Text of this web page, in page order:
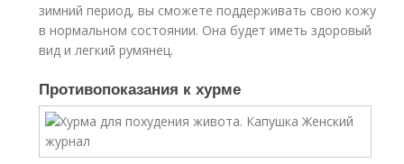
зимний период, вы сможете поддерживать свою кожу
в нормальном состоянии. Она будет иметь здоровый
вид и легкий румянец.
Противопоказания к хурме